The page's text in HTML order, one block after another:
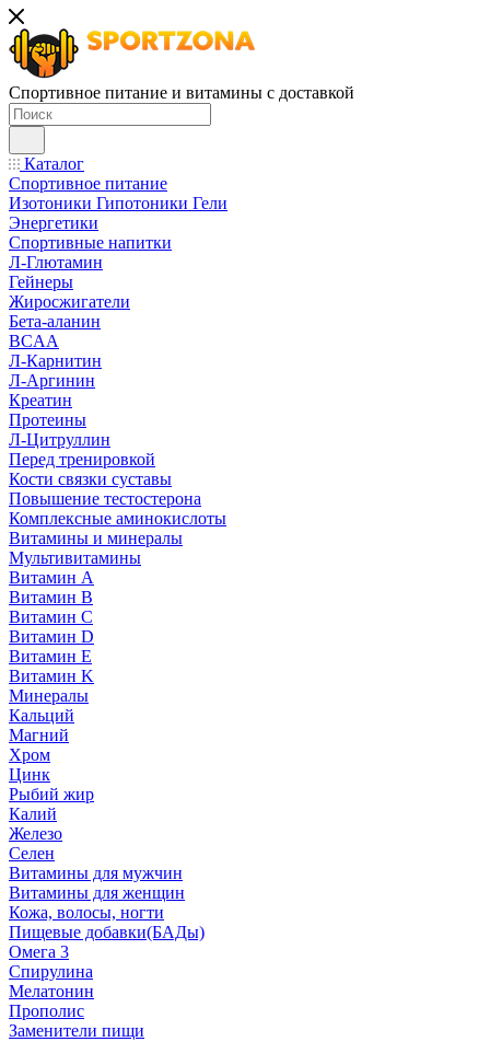
Спортивное питание и витамины с доставкой
Каталог
Спортивное питание
Изотоники Гипотоники Гели
Энергетики
Спортивные напитки
Л-Глютамин
Гейнеры
Жиросжигатели
Бета-аланин
BCAA
Л-Карнитин
Л-Аргинин
Креатин
Протеины
Л-Цитруллин
Перед тренировкой
Кости связки суставы
Повышение тестостерона
Комплексные аминокислоты
Витамины и минералы
Мультивитамины
Витамин A
Витамин B
Витамин C
Витамин D
Витамин E
Витамин K
Минералы
Кальций
Магний
Хром
Цинк
Рыбий жир
Калий
Железо
Селен
Витамины для мужчин
Витамины для женщин
Кожа, волосы, ногти
Пищевые добавки(БАДы)
Омега 3
Спирулина
Мелатонин
Прополис
Заменители пищи